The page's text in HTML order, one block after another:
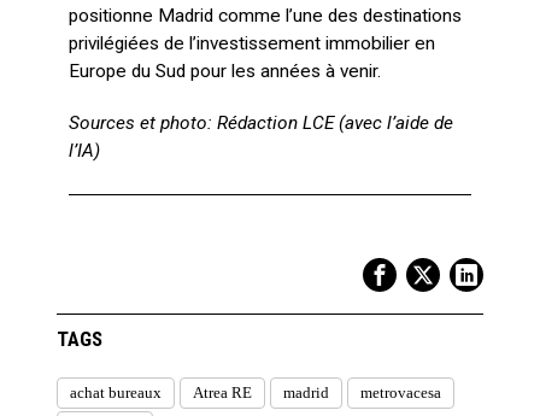
positionne Madrid comme l’une des destinations
privilégiées de l’investissement immobilier en
Europe du Sud pour les années à venir.
Sources et photo: Rédaction LCE (avec l’aide de
l’IA)
TAGS
achat bureaux Atrea RE madrid
metrovacesa